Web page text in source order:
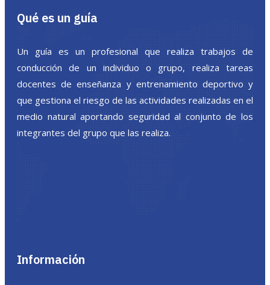
Qué es un guía
Un guía es un profesional que realiza trabajos de
conducción de un individuo o grupo, realiza tareas
docentes de enseñanza y entrenamiento deportivo y
que gestiona el riesgo de las actividades realizadas en el
medio natural aportando seguridad al conjunto de los
integrantes del grupo que las realiza.
Información